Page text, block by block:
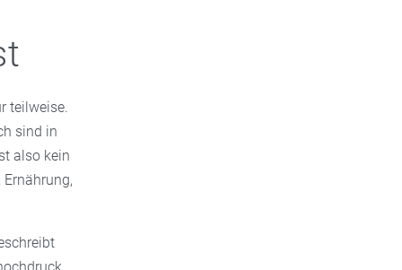
teilweise.
sind in
also kein